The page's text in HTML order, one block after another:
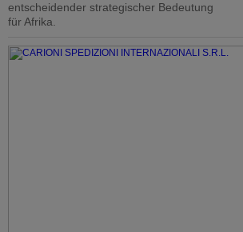
entscheidender strategischer Bedeutung
für Afrika.